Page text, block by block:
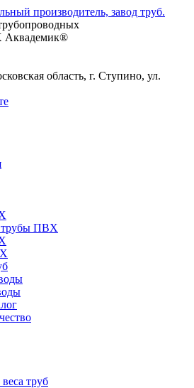
область, г. Ступино, ул.
трубы ПВХ
труб